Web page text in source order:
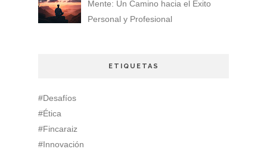
Mente: Un Camino hacia el Éxito
Personal y Profesional
ETIQUETAS
#Desafíos
#Ética
#Fincaraiz
#Innovación